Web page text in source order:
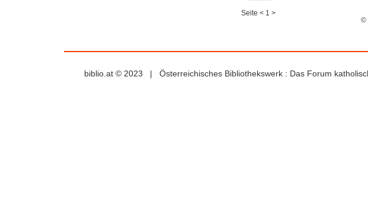
Seite< 1 >
©
biblio.at © 2023 | Österreichisches Bibliothekswerk : Das Forum